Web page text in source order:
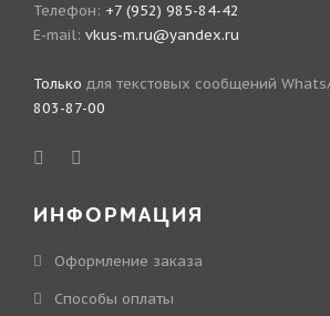
Телефон: +7 (952) 985-84-42
E-mail: vkus-m.ru@yandex.ru
Только для текстовых сообщений
803-87-00
ИНФОРМАЦИЯ
Оформление заказа
Способы оплаты